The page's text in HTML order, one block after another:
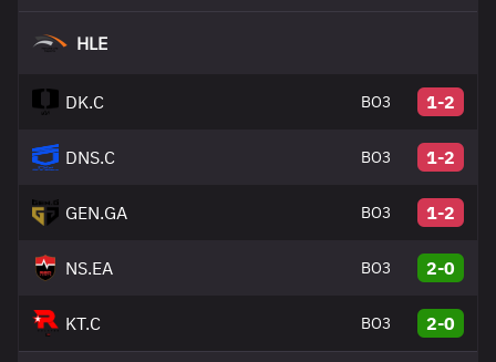
HLE
DK.C BO3 1-2
DNS.C BO3 1-2
GEN.GA BO3 1-2
NS.EA BO3 2-0
KT.C BO3 2-0